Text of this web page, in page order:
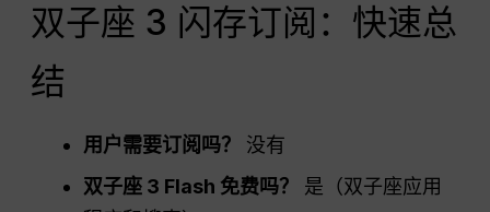
双子座 3 闪存订阅：快速总
结
用户需要订阅吗？
没有
双子座 3 Flash 免费吗？
是（双子座应用